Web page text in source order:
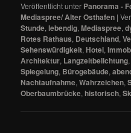
Veröffentlicht unter Panorama -
Mediaspree/ Alter Osthafen |
Stunde,lebendig,Mediaspree,
Rotes Rathaus, Deutschland,
Sehenswürdigkeit, Hotel,
Architektur, Langzeitbelichtung
Spiegelung, Bürogebäude,
Nachtaufnahme,Wahrzeichen,
Oberbaumbrücke,historisch,